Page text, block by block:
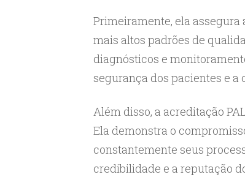
Primeiramente, ela assegura
mais altos padrões de
diagnósticos e
segurança dos pacientes e
Além disso, a acreditação
Ela demonstra o
constantemente seus
credibilidade e a reputação